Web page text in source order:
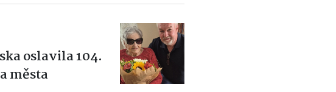
oslavila 104.
města